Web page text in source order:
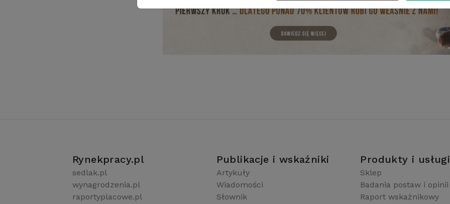
Rynekpracy.pl
sedlak.pl
wynagrodzenia.pl
raportyplacowe.pl
Publikacje i wskaźniki
Artykuły
Wiadomości
Słownik
Produkty i usługi
Sklep
Badania postaw i opinii
Raport wskaźnikowy